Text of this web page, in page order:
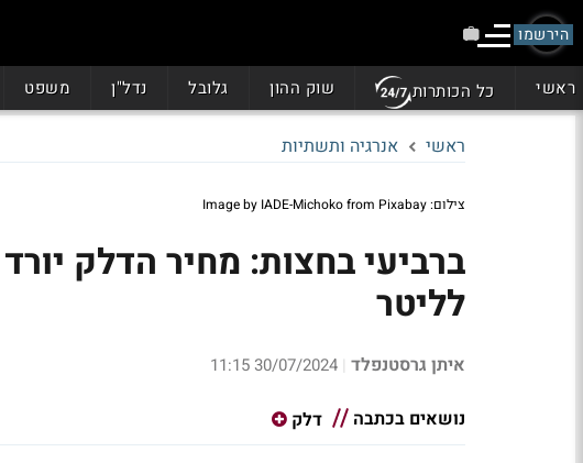
הירשמו
ראשי כל הכותרות שוק ההון גלובל נדל"ן משפט
ראשי אנרגיה ותשתיות
צילום: Image by IADE-Michoko from Pixabay
לליטר
איתן גרסטנפלד |
30/07/2024 11:15
נושאים בכתבה
דלק